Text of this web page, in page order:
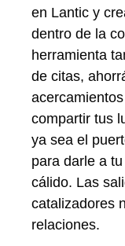
en Lantic y
dentro de la
herramienta
de citas,
compartir tus
ya sea el
para darle a
cálido. Las
catalizadores
relaciones.